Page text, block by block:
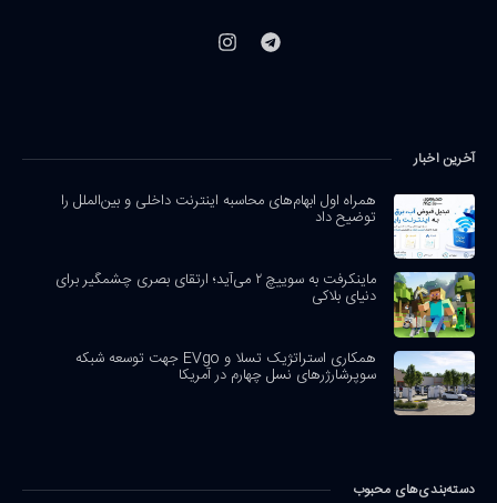
آخرین اخبار
همراه اول ابهام‌های محاسبه اینترنت داخلی و بین‌الملل را
توضیح داد
ماینکرفت به سوییچ ۲ می‌آید؛ ارتقای بصری چشمگیر برای
دنیای بلاکی
همکاری استراتژیک تسلا و EVgo جهت توسعه شبکه
سوپرشارژرهای نسل چهارم در آمریکا
دسته‌بندی‌های محبوب